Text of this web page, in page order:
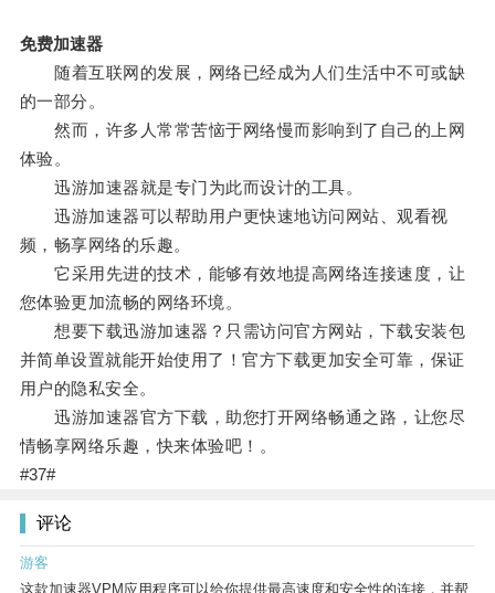
免费加速器
随着互联网的发展，网络已经成为人们生活中不可或缺
的一部分。
然而，许多人常常苦恼于网络慢而影响到了自己的上网
体验。
迅游加速器就是专门为此而设计的工具。
迅游加速器可以帮助用户更快速地访问网站、观看视
频，畅享网络的乐趣。
它采用先进的技术，能够有效地提高网络连接速度，让
您体验更加流畅的网络环境。
想要下载迅游加速器？只需访问官方网站，下载安装包
并简单设置就能开始使用了！官方下载更加安全可靠，保证
用户的隐私安全。
迅游加速器官方下载，助您打开网络畅通之路，让您尽
情畅享网络乐趣，快来体验吧！。
#37#
评论
游客
这款加速器VPM应用程序可以给你提供最高速度和安全性的连接，并帮